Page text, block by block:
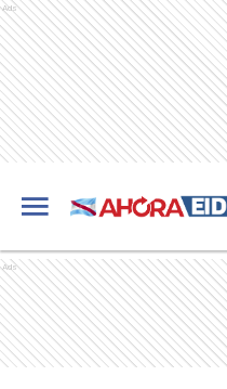
Ads
Ads